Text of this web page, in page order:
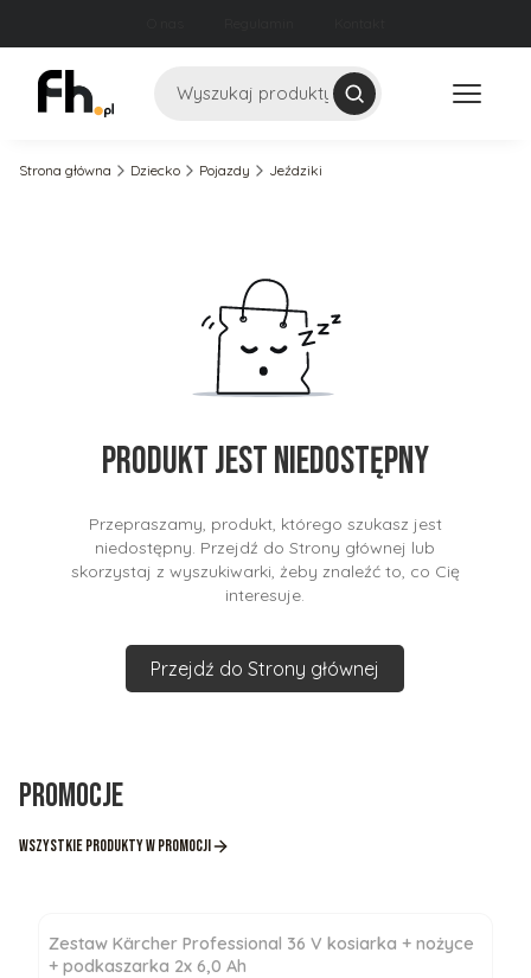
Szukaj
Strona główna Dziecko Pojazdy Jeździki
Produkt jest niedostępny
Przepraszamy, produkt, którego szukasz jest
niedostępny. Przejdź do Strony głównej lub
skorzystaj z wyszukiwarki, żeby znaleźć to, co Cię
interesuje.
Przejdź do Strony głównej
Promocje
Wszystkie produkty w promocji
Zestaw Kärcher Professional 36 V kosiarka + nożyce
+ podkaszarka 2x 6,0 Ah